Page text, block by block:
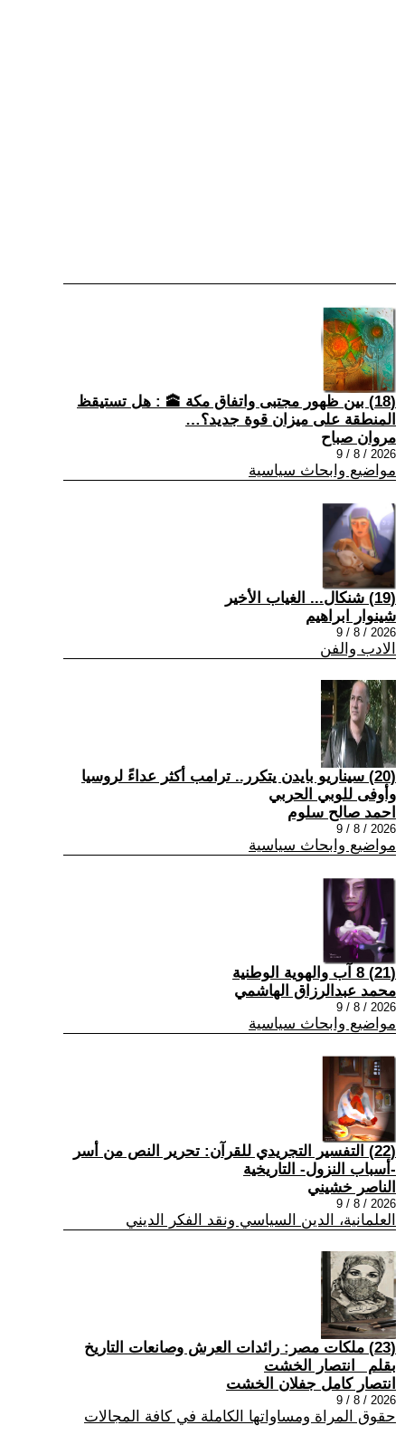
(18) بين ظهور مجتبى واتفاق مكة 🕋 : هل تستيقظ
المنطقة على ميزان قوة جديد؟…
مروان صباح
2026 / 8 / 9
مواضيع وابحاث سياسية
(19) شنكال... الغياب الأخير
شينوار ابراهيم
2026 / 8 / 9
الادب والفن
(20) سيناريو بايدن يتكرر.. ترامب أكثر عداءً لروسيا
وأوفى للوبي الحربي
احمد صالح سلوم
2026 / 8 / 9
مواضيع وابحاث سياسية
(21) 8 آب والهوية الوطنية
محمد عبدالرزاق الهاشمي
2026 / 8 / 9
مواضيع وابحاث سياسية
(22) التفسير التجريدي للقرآن: تحرير النص من أسر
-أسباب النزول- التاريخية
الناصر خشيني
2026 / 8 / 9
العلمانية، الدين السياسي ونقد الفكر الديني
(23) ملكات مصر: رائدات العرش وصانعات التاريخ
بقلم _انتصار الخشت
انتصار كامل جفلان الخشت
2026 / 8 / 9
حقوق المراة ومساواتها الكاملة في كافة المجالات